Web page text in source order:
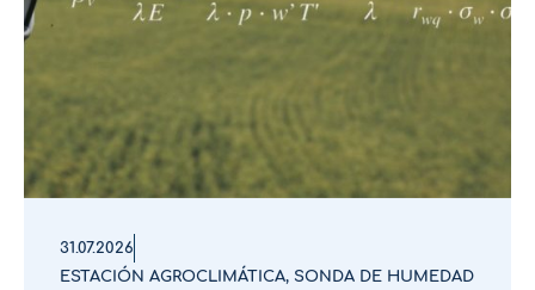
31.07.2026
ESTACIÓN AGROCLIMÁTICA, SONDA DE HUMEDAD